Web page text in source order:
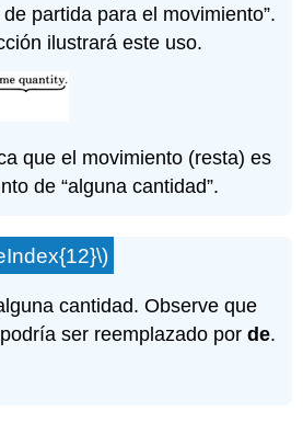
partida para el movimiento”.
ilustrará este uso.
que el movimiento (resta) es
de “alguna cantidad”.
cantidad. Observe que
podría ser reemplazado porde.